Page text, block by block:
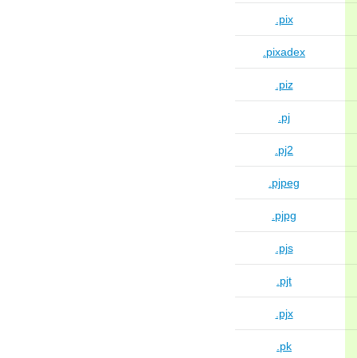
.pix
.pixadex
.piz
.pj
.pj2
.pjpeg
.pjpg
.pjs
.pjt
.pjx
.pk